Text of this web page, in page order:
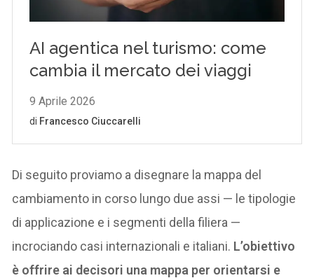
Di seguito proviamo a disegnare la mappa del
cambiamento in corso lungo due assi — le tipologie
di applicazione e i segmenti della filiera —
incrociando casi internazionali e italiani. L’obiettivo
è offrire ai decisori una mappa per orientarsi e